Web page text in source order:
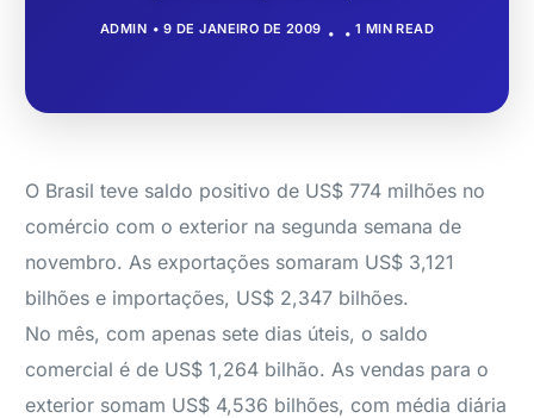
ADMIN 9 DE JANEIRO DE 2009 1 MIN READ
O Brasil teve saldo positivo de US$ 774 milhões no
comércio com o exterior na segunda semana de
novembro. As exportações somaram US$ 3,121
bilhões e importações, US$ 2,347 bilhões.
No mês, com apenas sete dias úteis, o saldo
comercial é de US$ 1,264 bilhão. As vendas para o
exterior somam US$ 4,536 bilhões, com média diária